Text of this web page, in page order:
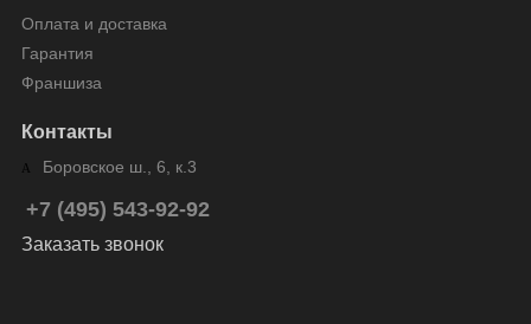
Оплата и доставка
Гарантия
Франшиза
Контакты
Боровское ш., 6, к.3
+7 (495) 543-92-92
Заказать звонок